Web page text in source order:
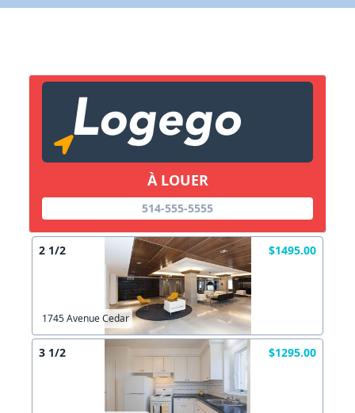
À LOUER
514-555-5555
2 1/2 $1495.00
1745 Avenue Cedar
3 1/2 $1295.00
X Fermer Envoyez
Copier lien